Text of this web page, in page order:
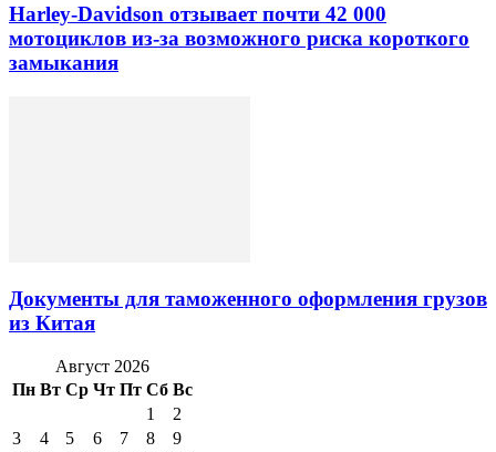
Harley-Davidson отзывает почти 42 000
мотоциклов из-за возможного риска короткого
замыкания
Документы для таможенного оформления грузов
из Китая
Август 2026
Пн Вт Ср Чт Пт Сб Вс
1
2
3
4 5 6 7 8
9